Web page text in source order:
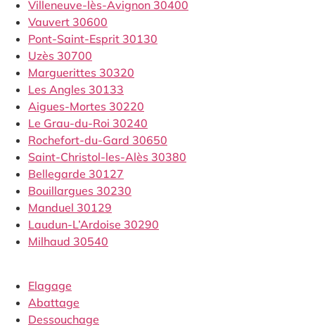
Villeneuve-lès-Avignon 30400
Vauvert 30600
Pont-Saint-Esprit 30130
Uzès 30700
Marguerittes 30320
Les Angles 30133
Aigues-Mortes 30220
Le Grau-du-Roi 30240
Rochefort-du-Gard 30650
Saint-Christol-les-Alès 30380
Bellegarde 30127
Bouillargues 30230
Manduel 30129
Laudun-L’Ardoise 30290
Milhaud 30540
Elagage
Abattage
Dessouchage